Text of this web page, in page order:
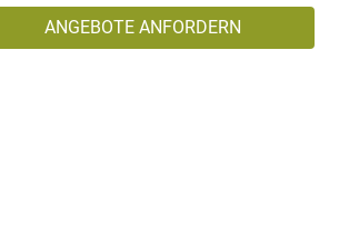
ANGEBOTE ANFORDERN